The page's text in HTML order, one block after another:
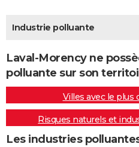
BONS PLANS
CARTE DE VOEUX
Carte de Noël
Carte Bonne année
Carte Saint-Valentin
Carte Pâques
Carte d'anniversaire
DICTIONNAIRE
Dictionnaire
Biographies
Citations
Expressions
Proverbes
PROGRAMME TV
Industrie polluante
Laval-Morency ne
polluante sur son
Villes avec le plus
Risques naturels et
Les industries